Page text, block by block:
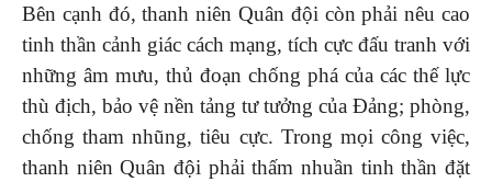
Bên cạnh đó, thanh niên Quân đội còn phải nêu cao
tinh thần cảnh giác cách mạng, tích cực đấu tranh với
những âm mưu, thủ đoạn chống phá của các thế lực
thù địch, bảo vệ nền tảng tư tưởng của Đảng; phòng,
chống tham nhũng, tiêu cực. Trong mọi công việc,
thanh niên Quân đội phải thấm nhuần tinh thần đặt